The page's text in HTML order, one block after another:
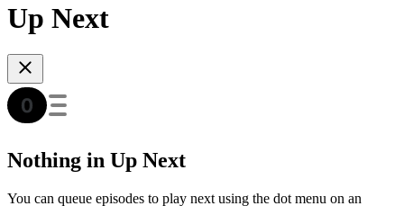
Up Next
Nothing in Up Next
You can queue episodes to play next using the dot menu on an